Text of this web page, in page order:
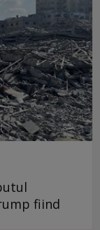
fiind